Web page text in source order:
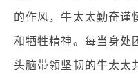
的作风，牛太太勤奋谨
和牺牲精神。每当身处
头脑带领坚韧的牛太太